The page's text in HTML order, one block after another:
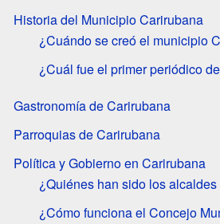
Historia del Municipio Carirubana
¿Cuándo se creó el municipio
¿Cuál fue el primer periódico
Gastronomía de Carirubana
Parroquias de Carirubana
Política y Gobierno en Carirubana
¿Quiénes han sido los
¿Cómo funciona el Concejo